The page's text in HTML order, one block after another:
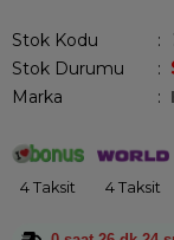
Stok Kodu
Stok Durumu :
Marka :
4 Taksit 4 Taksit